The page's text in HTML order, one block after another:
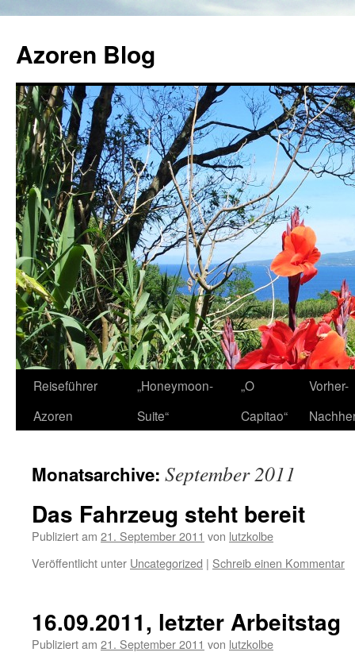
Azoren Blog
Zum
Inhalt
Reiseführer
Azoren
„Honeymoon-
Suite“
„O
Capitao“
Vorher-
Monatsarchive: September 2011
Das Fahrzeug steht bereit
Publiziert am 21. September 2011 von lutzkolbe
Veröffentlicht unter Uncategorized | Schreib einen Kommentar
16.09.2011, letzter Arbeitstag
Publiziert am 21. September 2011 von lutzkolbe